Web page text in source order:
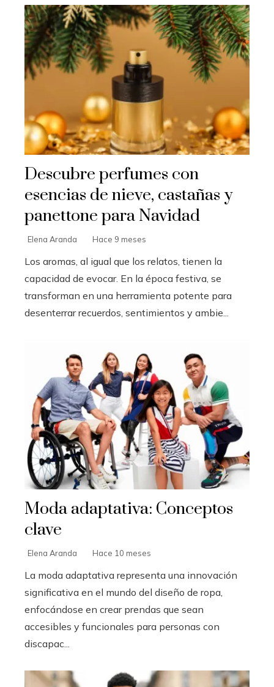
Descubre perfumes con
esencias de nieve, castañas y
panettone para Navidad
Elena Aranda Hace 9 meses
Los aromas, al igual que los relatos, tienen la
capacidad de evocar. En la época festiva, se
transforman en una herramienta potente para
desenterrar recuerdos, sentimientos y ambie...
Moda adaptativa: Conceptos
clave
Elena Aranda Hace 10 meses
La moda adaptativa representa una innovación
significativa en el mundo del diseño de ropa,
enfocándose en crear prendas que sean
accesibles y funcionales para personas con
discapac...